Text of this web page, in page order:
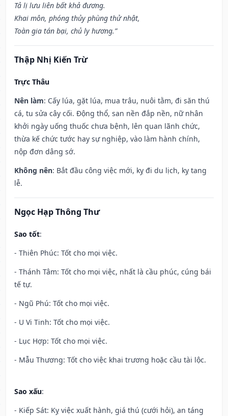
Tả lị lưu liên bất khả đương.
Khai môn, phóng thủy phùng thử nhật,
Toàn gia tán bại, chủ ly hương.”
Thập Nhị Kiến Trừ
Trực Thâu
Nên làm: Cấy lúa, gặt lúa, mua trâu, nuôi tằm, đi săn thú
cá, tu sửa cây cối. Động thổ, san nền đắp nền, nữ nhân
khởi ngày uống thuốc chưa bệnh, lên quan lãnh chức,
thừa kế chức tước hay sự nghiệp, vào làm hành chính,
nộp đơn dâng sớ.
Không nên: Bắt đầu công việc mới, kỵ đi du lịch, kỵ tang
lễ.
Ngọc Hạp Thông Thư
Sao tốt:
- Thiên Phúc: Tốt cho mọi việc.
- Thánh Tâm: Tốt cho mọi việc, nhất là cầu phúc, cúng bái
tế tự.
- Ngũ Phú: Tốt cho mọi việc.
- U Vi Tinh: Tốt cho mọi việc.
- Lục Hợp: Tốt cho mọi việc.
- Mẫu Thương: Tốt cho việc khai trương hoặc cầu tài lộc.
Sao xấu:
- Kiếp Sát: Kỵ việc xuất hành, giá thú (cưới hỏi), an táng